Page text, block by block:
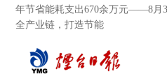
年节省能耗支出670余万元——8月
全产业链，打造节能